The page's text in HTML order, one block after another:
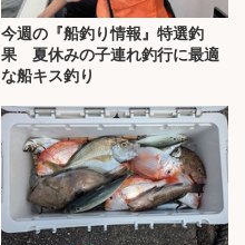
今週の『船釣り情報』特選釣
果 夏休みの子連れ釣行に最適
な船キス釣り